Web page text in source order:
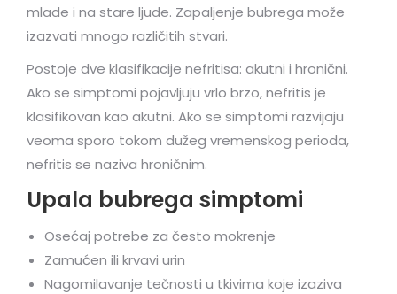
mlade i na stare ljude. Zapaljenje bubrega može
izazvati mnogo različitih stvari.
Postoje dve klasifikacije nefritisa: akutni i hronični.
Ako se simptomi pojavljuju vrlo brzo, nefritis je
klasifikovan kao akutni. Ako se simptomi razvijaju
veoma sporo tokom dužeg vremenskog perioda,
nefritis se naziva hroničnim.
Upala bubrega simptomi
Osećaj potrebe za često mokrenje
Zamućen ili krvavi urin
Nagomilavanje tečnosti u tkivima koje izaziva